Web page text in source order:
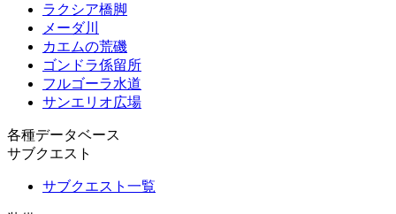
ラクシア橋脚
メーダ川
カエムの荒磯
ゴンドラ係留所
フルゴーラ水道
サンエリオ広場
各種データベース
サブクエスト
サブクエスト一覧